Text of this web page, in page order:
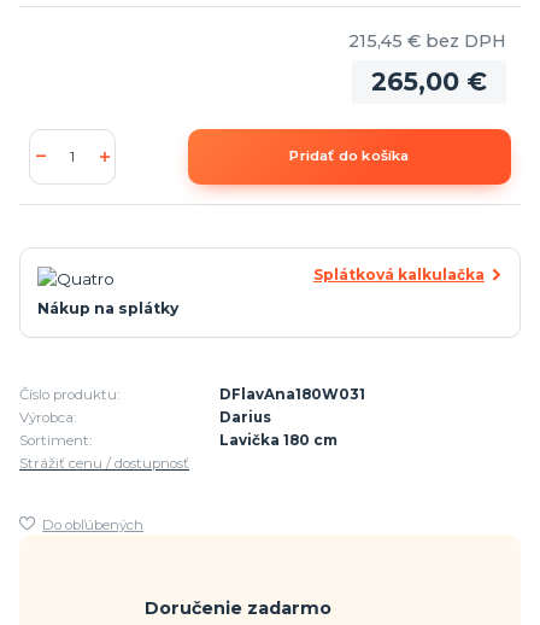
265,00 €
215,45 € bez DPH
Pridať do košíka
Splátková kalkulačka
Nákup na splátky
Číslo produktu:
DFlavAna180W031
Výrobca:
Darius
Sortiment:
Lavička 180 cm
Strážiť cenu / dostupnosť
Do obľúbených
Doručenie zadarmo